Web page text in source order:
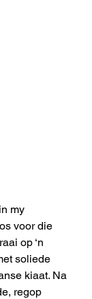
my
voor die
op ‘n
soliede
kiaat. Na
regop